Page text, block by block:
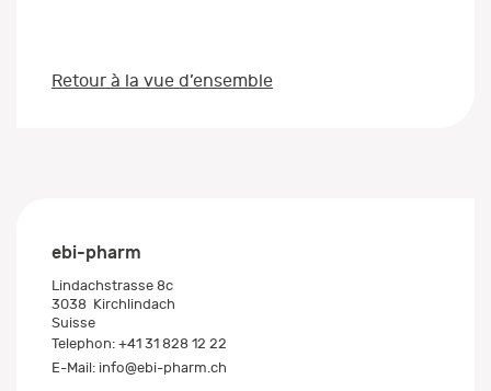
Retour à la vue d’ensemble
ebi-pharm
Lindachstrasse 8c
3038 Kirchlindach
Suisse
Telephon: +41 31 828 12 22
E-Mail: info@ebi-pharm.ch